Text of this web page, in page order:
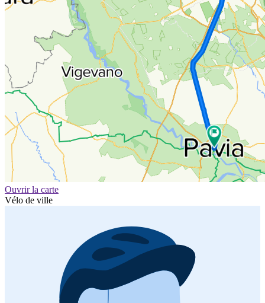
Ouvrir la carte
Vélo de ville